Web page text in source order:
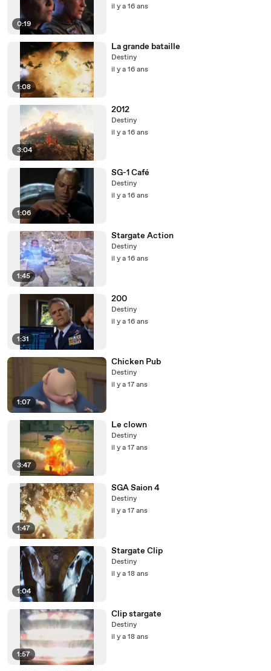
0:19
il y a 16 ans
1:08
La grande bataille
Destiny
il y a 16 ans
3:04
2012
Destiny
il y a 16 ans
1:06
SG-1 Café
Destiny
il y a 16 ans
1:45
Stargate Action
Destiny
il y a 16 ans
1:31
200
Destiny
il y a 16 ans
1:07
Chicken Pub
Destiny
il y a 17 ans
3:47
Le clown
Destiny
il y a 17 ans
1:47
SGA Saion 4
Destiny
il y a 17 ans
1:04
Stargate Clip
Destiny
il y a 18 ans
1:57
Clip stargate
Destiny
il y a 18 ans